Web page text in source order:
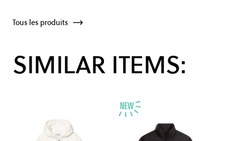
Tous les produits
SIMILAR ITEMS: